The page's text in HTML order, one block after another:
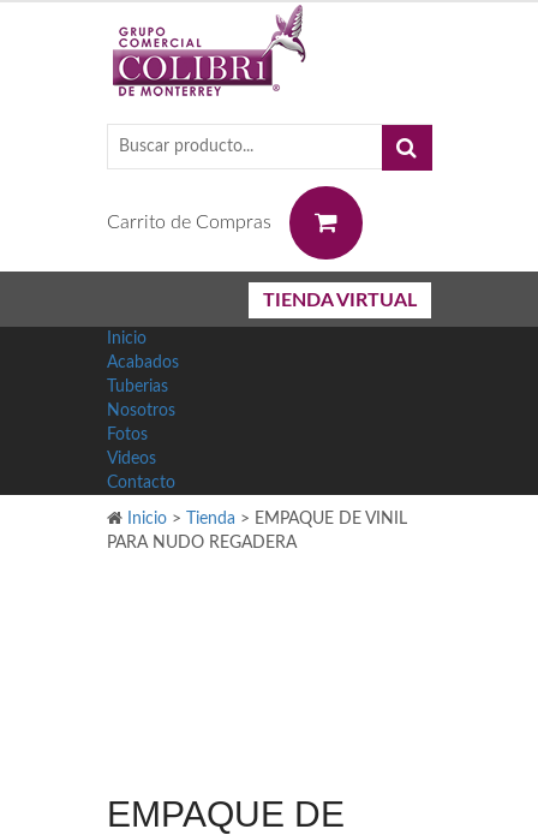
Carrito de Compras
TIENDA VIRTUAL
Inicio
Acabados
Tuberias
Nosotros
Fotos
Videos
Contacto
Inicio > Tienda > EMPAQUE DE VINIL
PARA NUDO REGADERA
EMPAQUE DE